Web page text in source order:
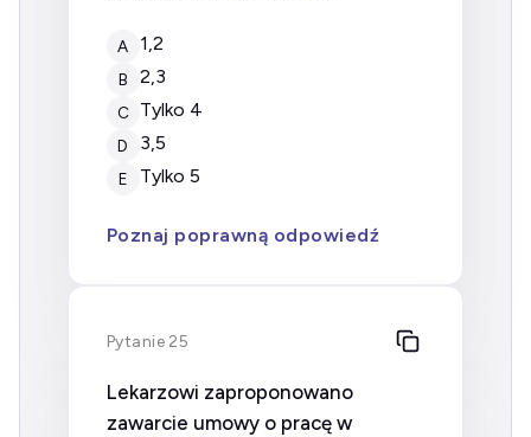
A 1,2
B 2,3
C tylko 4
D 3,5
E tylko 5
Poznaj poprawną odpowiedź
Pytanie 25
Lekarzowi zaproponowano
zawarcie umowy o pracę w